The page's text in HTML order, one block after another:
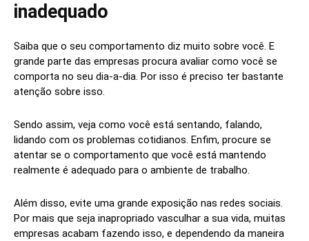
inadequado
Saiba que o seu comportamento diz muito sobre você. E
grande parte das empresas procura avaliar como você se
comporta no seu dia-a-dia. Por isso é preciso ter bastante
atenção sobre isso.
Sendo assim, veja como você está sentando, falando,
lidando com os problemas cotidianos. Enfim, procure se
atentar se o comportamento que você está mantendo
realmente é adequado para o ambiente de trabalho.
Além disso, evite uma grande exposição nas redes sociais.
Por mais que seja inapropriado vasculhar a sua vida, muitas
empresas acabam fazendo isso, e dependendo da maneira